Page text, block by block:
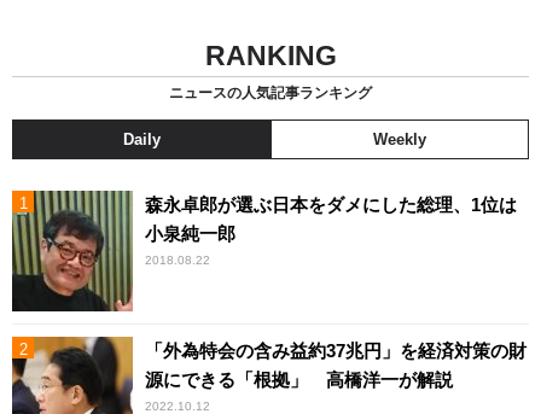
RANKING
ニュースの人気記事ランキング
Daily Weekly
森永卓郎が選ぶ日本をダメにした総理、1位は
小泉純一郎
2018.08.22
「外為特会の含み益約37兆円」を経済対策の財
源にできる「根拠」 高橋洋一が解説
2022.10.12